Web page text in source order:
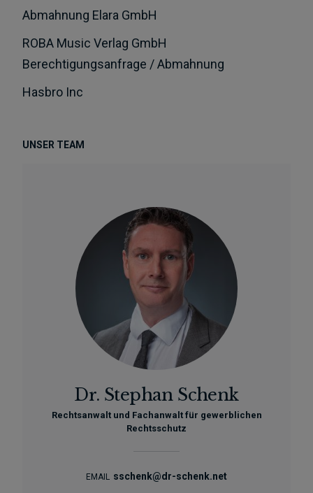
Abmahnung Elara GmbH
ROBA Music Verlag GmbH
Berechtigungsanfrage / Abmahnung
Hasbro Inc
UNSER TEAM
Dr. Stephan Schenk
Rechtsanwalt und Fachanwalt für gewerblichen
Rechtsschutz
EMAIL sschenk@dr-schenk.net